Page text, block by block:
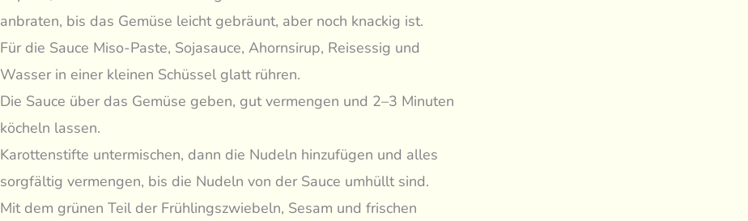
anbraten, bis das Gemüse leicht gebräunt, aber noch knackig ist.
Für die Sauce Miso-Paste, Sojasauce, Ahornsirup, Reisessig und
Wasser in einer kleinen Schüssel glatt rühren.
Die Sauce über das Gemüse geben, gut vermengen und 2–3 Minuten
köcheln lassen.
Karottenstifte untermischen, dann die Nudeln hinzufügen und alles
sorgfältig vermengen, bis die Nudeln von der Sauce umhüllt sind.
Mit dem grünen Teil der Frühlingszwiebeln, Sesam und frischen